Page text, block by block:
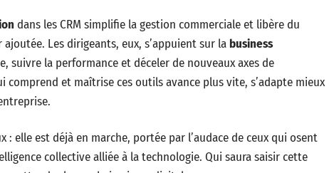
dans les CRM simplifie la gestion commerciale et libère du
Les dirigeants, eux, s’appuient sur la business
suivre la performance et déceler de nouveaux axes de
comprend et maîtrise ces outils avance plus vite, s’adapte mieux
: elle est déjà en marche, portée par l’audace de ceux qui osent
collective alliée à la technologie. Qui saura saisir cette